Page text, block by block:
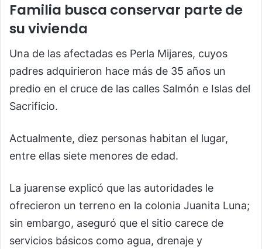
Familia busca conservar parte de
su vivienda
Una de las afectadas es Perla Mijares, cuyos
padres adquirieron hace más de 35 años un
predio en el cruce de las calles Salmón e Islas del
Sacrificio.
Actualmente, diez personas habitan el lugar,
entre ellas siete menores de edad.
La juarense explicó que las autoridades le
ofrecieron un terreno en la colonia Juanita Luna;
sin embargo, aseguró que el sitio carece de
servicios básicos como agua, drenaje y